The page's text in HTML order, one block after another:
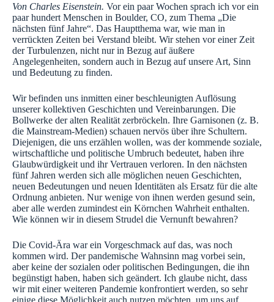
Von Charles Eisenstein. Vor ein paar Wochen sprach ich vor ein
paar hundert Menschen in Boulder, CO, zum Thema „Die
nächsten fünf Jahre“. Das Hauptthema war, wie man in
verrückten Zeiten bei Verstand bleibt. Wir stehen vor einer Zeit
der Turbulenzen, nicht nur in Bezug auf äußere
Angelegenheiten, sondern auch in Bezug auf unsere Art, Sinn
und Bedeutung zu finden.
Wir befinden uns inmitten einer beschleunigten Auflösung
unserer kollektiven Geschichten und Vereinbarungen. Die
Bollwerke der alten Realität zerbröckeln. Ihre Garnisonen (z. B.
die Mainstream-Medien) schauen nervös über ihre Schultern.
Diejenigen, die uns erzählen wollen, was der kommende soziale,
wirtschaftliche und politische Umbruch bedeutet, haben ihre
Glaubwürdigkeit und ihr Vertrauen verloren. In den nächsten
fünf Jahren werden sich alle möglichen neuen Geschichten,
neuen Bedeutungen und neuen Identitäten als Ersatz für die alte
Ordnung anbieten. Nur wenige von ihnen werden gesund sein,
aber alle werden zumindest ein Körnchen Wahrheit enthalten.
Wie können wir in diesem Strudel die Vernunft bewahren?
Die Covid-Ära war ein Vorgeschmack auf das, was noch
kommen wird. Der pandemische Wahnsinn mag vorbei sein,
aber keine der sozialen oder politischen Bedingungen, die ihn
begünstigt haben, haben sich geändert. Ich glaube nicht, dass
wir mit einer weiteren Pandemie konfrontiert werden, so sehr
einige diese Möglichkeit auch nutzen möchten, um uns auf